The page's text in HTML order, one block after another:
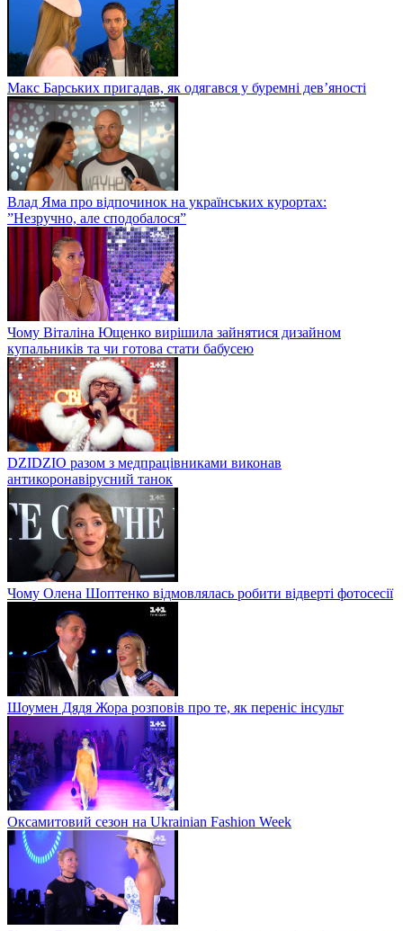
Макс Барських пригадав, як одягався у буремні дев’яності
Влад Яма про відпочинок на українських курортах:
”Незручно, але сподобалося”
Чому Віталіна Ющенко вирішила зайнятися дизайном
купальників та чи готова стати бабусею
DZIDZIO разом з медпрацівниками виконав
антикоронавірусний танок
Чому Олена Шоптенко відмовлялась робити відверті фотосесії
Шоумен Дядя Жора розповів про те, як переніс інсульт
Оксамитовий сезон на Ukrainian Fashion Week